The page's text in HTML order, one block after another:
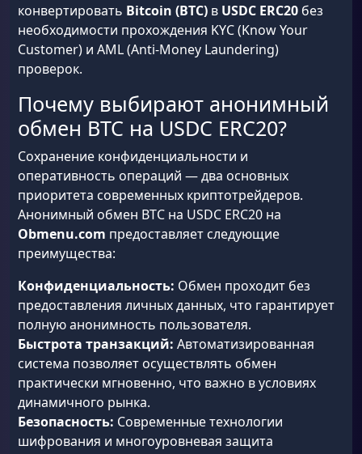
конвертировать Bitcoin (BTC) в USDC ERC20 без
необходимости прохождения KYC (Know Your
Customer) и AML (Anti-Money Laundering)
проверок.
Почему выбирают анонимный
обмен BTC на USDC ERC20?
Сохранение конфиденциальности и
оперативность операций — два основных
приоритета современных криптотрейдеров.
Анонимный обмен BTC на USDC ERC20 на
Obmenu.com предоставляет следующие
преимущества:
Конфиденциальность: Обмен проходит без
предоставления личных данных, что гарантирует
полную анонимность пользователя.
Быстрота транзакций: Автоматизированная
система позволяет осуществлять обмен
практически мгновенно, что важно в условиях
динамичного рынка.
Безопасность: Современные технологии
шифрования и многоуровневая защита